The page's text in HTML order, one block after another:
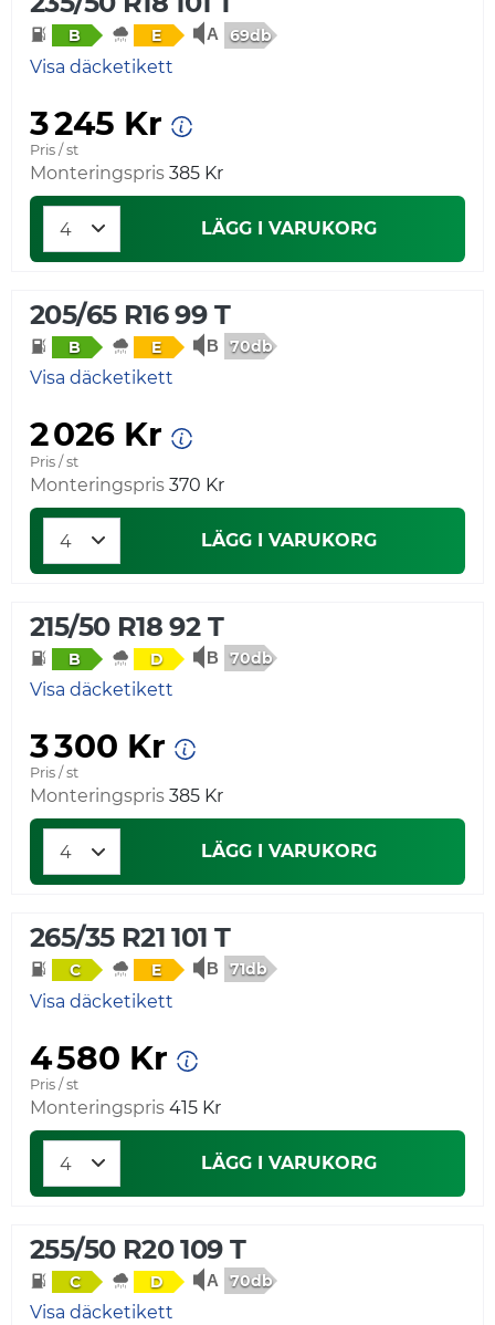
B E 69db
Visa däcketikett
3 245 Kr
Pris / st
Monteringspris 385 Kr
LÄGG I VARUKORG
205/65 R16 99 T
B E 70db
Visa däcketikett
2 026 Kr
Pris / st
Monteringspris 370 Kr
LÄGG I VARUKORG
215/50 R18 92 T
B D 70db
Visa däcketikett
3 300 Kr
Pris / st
Monteringspris 385 Kr
LÄGG I VARUKORG
265/35 R21 101 T
C E 71db
Visa däcketikett
4 580 Kr
Pris / st
Monteringspris 415 Kr
LÄGG I VARUKORG
255/50 R20 109 T
C D 70db
Visa däcketikett